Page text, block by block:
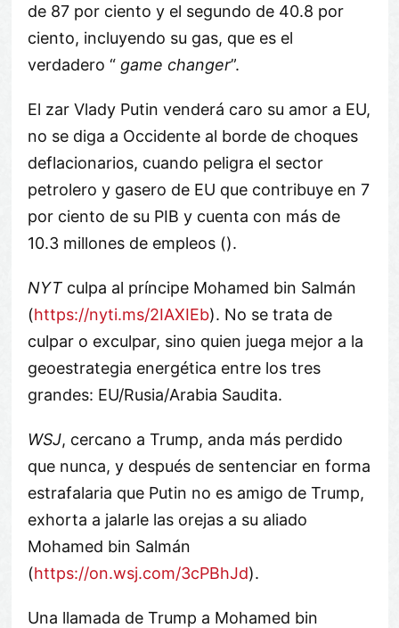
de 87 por ciento y el segundo de 40.8 por
ciento, incluyendo su gas, que es el
verdadero “ game changer”.
El zar Vlady Putin venderá caro su amor a EU,
no se diga a Occidente al borde de choques
deflacionarios, cuando peligra el sector
petrolero y gasero de EU que contribuye en 7
por ciento de su PIB y cuenta con más de
10.3 millones de empleos ().
NYTculpa al príncipe Mohamed bin Salmán
(https://nyti.ms/2IAXIEb). No se trata de
culpar o exculpar, sino quien juega mejor a la
geoestrategia energética entre los tres
grandes: EU/Rusia/Arabia Saudita.
WSJ, cercano a Trump, anda más perdido
que nunca, y después de sentenciar en forma
estrafalaria que Putin no es amigo de Trump,
exhorta a jalarle las orejas a su aliado
Mohamed bin Salmán
(https://on.wsj.com/3cPBhJd).
Una llamada de Trump a Mohamed bin